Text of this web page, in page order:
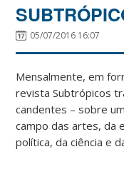
05/07/2016 16:07
Mensalmente, em
revista Subtrópicos
candentes – sobre
campo das artes, da
política, da ciência e